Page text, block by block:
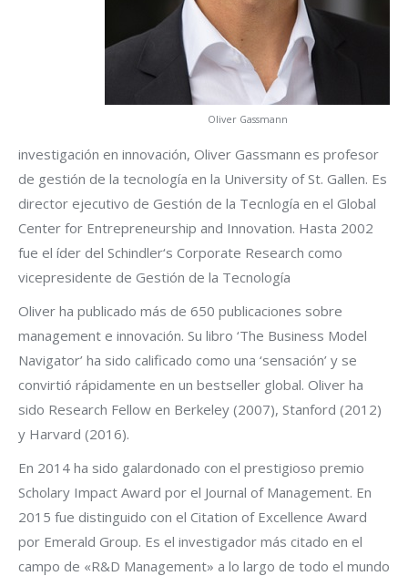
Oliver Gassmann
investigación en innovación, Oliver Gassmann es profesor
de gestión de la tecnología en la University of St. Gallen. Es
director ejecutivo de Gestión de la Tecnlogía en el Global
Center for Entrepreneurship and Innovation. Hasta 2002
fue el íder del Schindler‘s Corporate Research como
vicepresidente de Gestión de la Tecnología
Oliver ha publicado más de 650 publicaciones sobre
management e innovación. Su libro ‘The Business Model
Navigator’ ha sido calificado como una ‘sensación’ y se
convirtió rápidamente en un bestseller global. Oliver ha
sido Research Fellow en Berkeley (2007), Stanford (2012)
y Harvard (2016).
En 2014 ha sido galardonado con el prestigioso premio
Scholary Impact Award por el Journal of Management. En
2015 fue distinguido con el Citation of Excellence Award
por Emerald Group. Es el investigador más citado en el
campo de «R&D Management» a lo largo de todo el mundo